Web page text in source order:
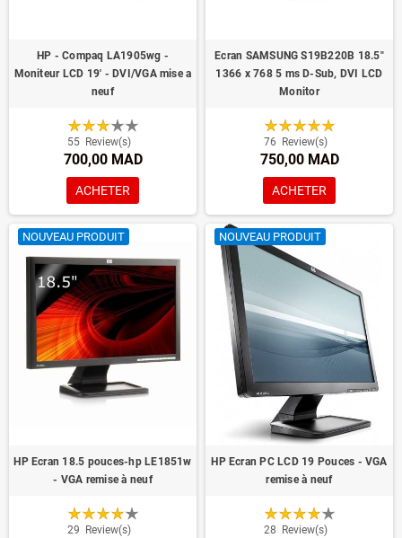
HP - Compaq LA1905wg -
Moniteur LCD 19' - DVI/VGA mise a
neuf
55Review(s)
700,00 MAD
ACHETER
Ecran SAMSUNG S19B220B 18.5"
1366 x 768 5 ms D-Sub, DVI LCD
Monitor
76 Review(s)
750,00 MAD
ACHETER
NOUVEAU PRODUIT
HP Ecran 18.5 pouces-hp LE1851w
- VGA remise à neuf
29 Review(s)
NOUVEAU PRODUIT
HP Ecran PC LCD 19 Pouces - VGA
remise à neuf
28 Review(s)